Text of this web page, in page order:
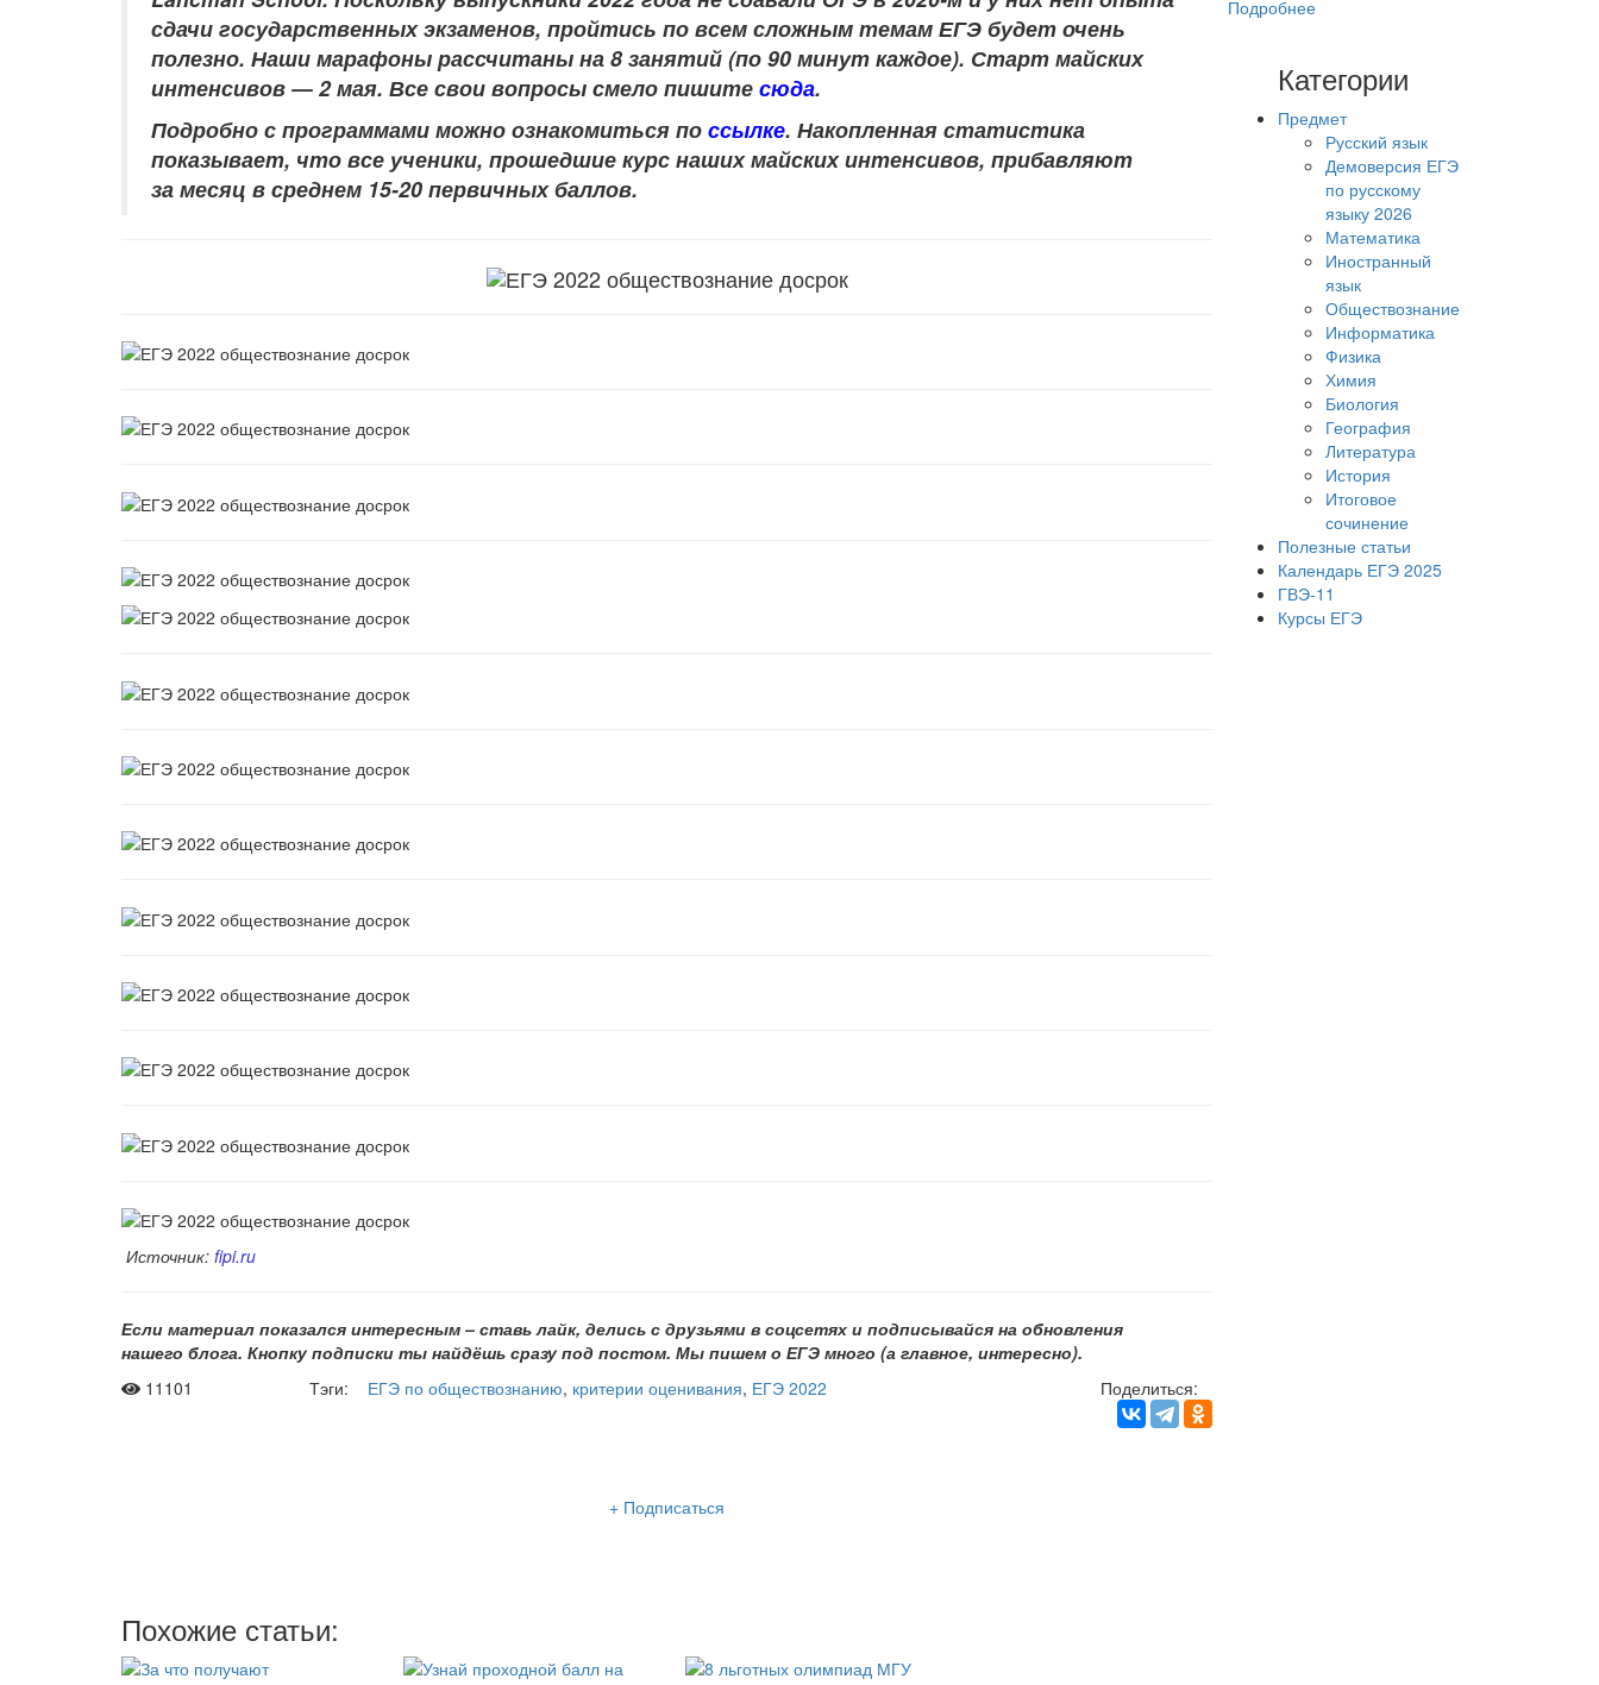
сдачи государственных экзаменов, пройтись по всем сложным темам ЕГЭ будет очень
полезно. Наши марафоны рассчитаны на 8 занятий (по 90 минут каждое). Старт майских
интенсивов — 2 мая. Все свои вопросы смело пишите сюда.
Подробно с программами можно ознакомиться по ссылке. Накопленная статистика
показывает, что все ученики, прошедшие курс наших майских интенсивов, прибавляют
за месяц в среднем 15-20 первичных баллов.
Источник: fipi.ru
Если материал показался интересным – ставь лайк, делись с друзьями в соцсетях и подписывайся на обновления
нашего блога. Кнопку подписки ты найдёшь сразу под постом. Мы пишем о ЕГЭ много (а главное, интересно).
11101
Тэги: ЕГЭ по обществознанию, критерии оценивания, ЕГЭ 2022 Поделиться:
+ Подписаться
Похожие статьи:
Подробнее
Категории
Предмет
Русский язык
Демоверсия ЕГЭ
по русскому
языку 2026
Математика
Иностранный
язык
Обществознание
Информатика
Физика
Химия
Биология
География
Литература
История
Итоговое
сочинение
Полезные статьи
Календарь ЕГЭ 2025
ГВЭ-11
Курсы ЕГЭ